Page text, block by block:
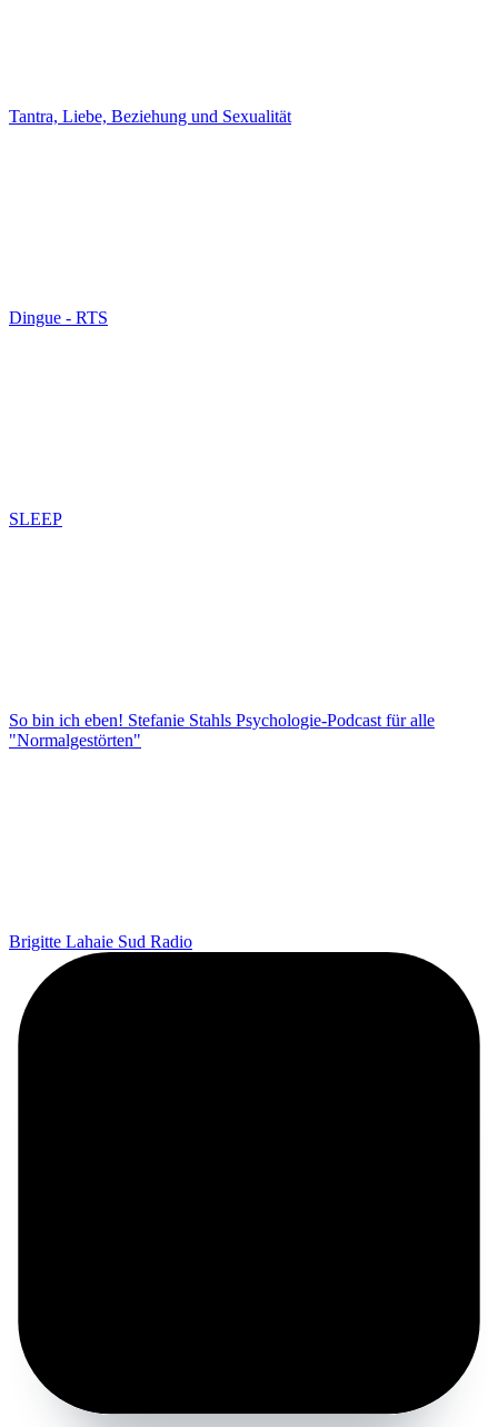
Tantra, Liebe, Beziehung und Sexualität
Dingue ‐ RTS
SLEEP
So bin ich eben! Stefanie Stahls Psychologie-Podcast für alle
"Normalgestörten"
Brigitte Lahaie Sud Radio